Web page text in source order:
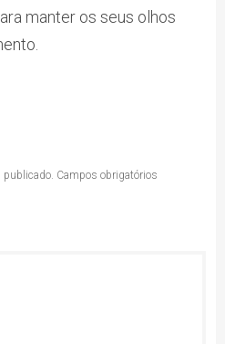
manter os seus olhos
publicado. Campos obrigatórios